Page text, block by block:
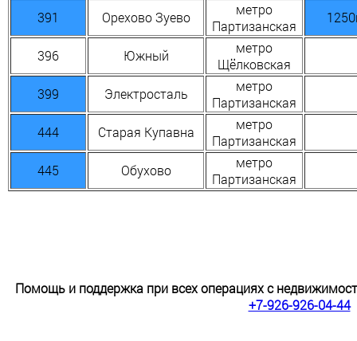
391 Орехово Зуево
метро
Партизанская
396 Южный
метро
Щёлковская
399
Электросталь
метро
Партизанская
444
Старая Купавна
метро
Партизанская
445
Обухово
метро
Партизанская
Помощь и поддержка при всех операциях с
+7-926-926-04-44